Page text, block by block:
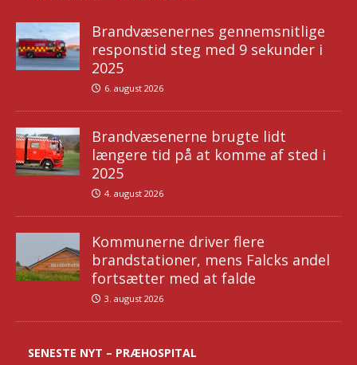
Brandvæsenernes gennemsnitlige
responstid steg med 9 sekunder i
2025
6. august 2026
Brandvæsenerne brugte lidt
længere tid på at komme af sted i
2025
4. august 2026
Kommunerne driver flere
brandstationer, mens Falcks andel
fortsætter med at falde
3. august 2026
SENESTE NYT – PRÆHOSPITAL